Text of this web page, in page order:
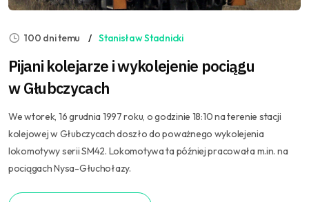
100 dni temu Stanisław Stadnicki
Pijani kolejarze i wykolejenie pociągu
w Głubczycach
We wtorek, 16 grudnia 1997 roku, o godzinie 18:10 na terenie stacji
kolejowej w Głubczycach doszło do poważnego wykolejenia
lokomotywy serii SM42. Lokomotywa ta później pracowała m.in. na
pociągach Nysa-Głuchołazy.